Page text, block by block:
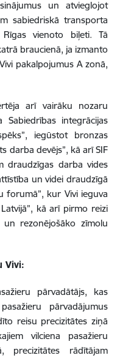
un atvieglojot
sabiedriskā transporta
vienoto biļeti. Tā
braucienā, ja izmanto
pakalpojumus A zonā,
arī vairāku nozaru
integrācijas
iegūstot bronzas
darba devējs”, kā arī SIF
draudzīgas darba vides
un videi draudzīgā
forumā”, kur Vivi ieguva
kā arī pirmo reizi
rezonējošāko zīmolu
Vivi:
pārvadātājs, kas
pārvadājumus
reisu precizitātes ziņā
vilciena pasažieru
precizitātes rādītājam